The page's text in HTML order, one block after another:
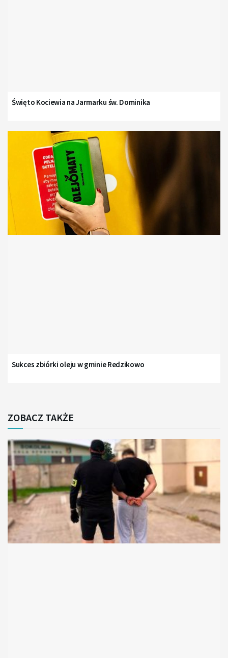
Święto Kociewia na Jarmarku św. Dominika
Sukces zbiórki oleju w gminie Redzikowo
ZOBACZ TAKŻE